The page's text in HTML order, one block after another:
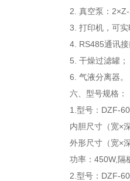
2. 真空泵：
3. 打印机，可
4. RS485通讯
5. 干燥过滤罐；
6. 气液分离器。
六、 型号规格：
1.型号：DZF-
内胆尺寸（宽×
外形尺寸（宽×
功率：450W,隔
2.型号：DZF-